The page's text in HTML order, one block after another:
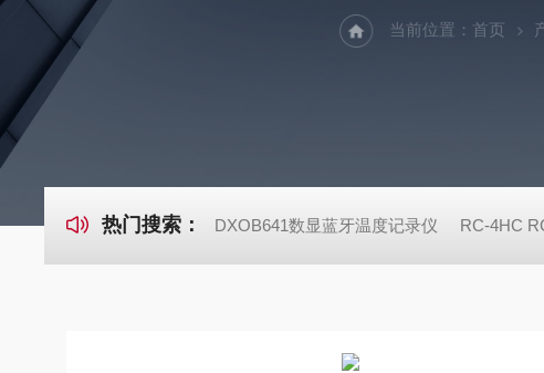
当前位置： 首页
热门搜索： DXOB641数显蓝牙温度记录仪 RC-4HC